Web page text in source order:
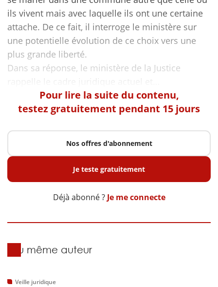
ils vivent mais avec laquelle ils ont une certaine
attache. De ce fait, il interroge le ministère sur
une potentielle évolution de ce choix vers une
plus grande liberté.
Dans sa réponse, le ministère de la Justice
Pour lire la suite du contenu,
testez gratuitement pendant 15 jours
Nos offres d'abonnement
Je teste gratuitement
Déjà abonné ? Je me connecte
Du même auteur
Veille juridique